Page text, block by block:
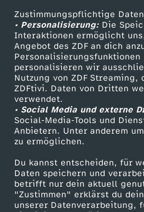
Zustimmungspflichtige
• Personalisierung:Die
Interaktionen ermöglicht
Angebot des ZDF an dich
Personalisierungsfunktionen
personalisieren wir
Nutzung von ZDF Streaming,
ZDFtivi. Daten von Dritten
verwendet.
• Social Media und externe
Social-Media-Tools und
Anbietern. Unter anderem
zu ermöglichen.
Du kannst entscheiden, für
Daten speichern und
betrifft nur dein aktuell
"Zustimmen" erklärst du
unserer Datenverarbeitung,
Livestreams
Sendungen A-Z
TV-Programm
ZDF Unternehmen
Karriere
ZDF goes Schule
Werbefernsehen
Mainzelmännchen